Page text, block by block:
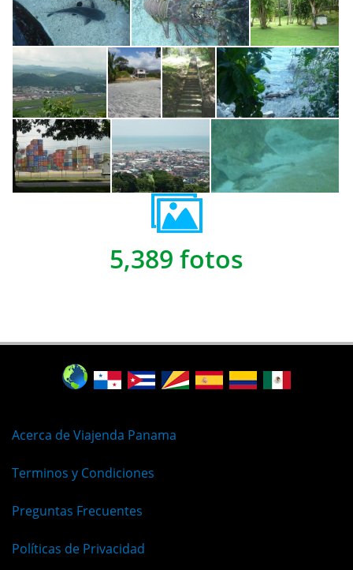
5,389 fotos
Acerca de Viajenda Panama
Terminos y Condiciones
Preguntas Frecuentes
Políticas de Privacidad